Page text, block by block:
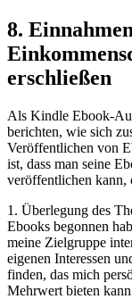
8.
erschließen
Als Kindle Ebook-
berichten, wie sich
Veröffentlichen von
ist, dass man seine
veröffentlichen kann,
1. Überlegung des​
Ebooks begonnen⁢
meine Zielgruppe
eigenen Interessen
finden, das mich‌
Mehrwert bieten